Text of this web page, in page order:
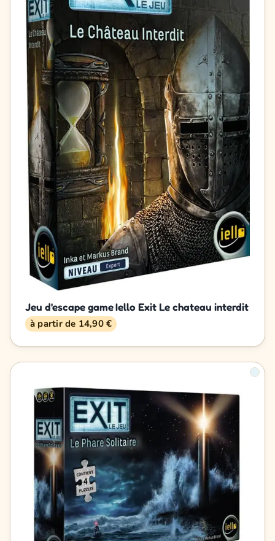
Jeu d'escape game Iello Exit Le chateau interdit
à partir de 14,90 €